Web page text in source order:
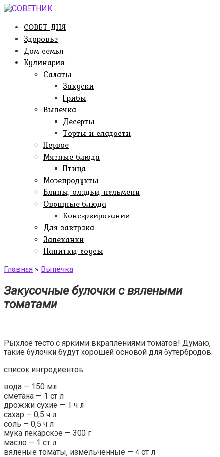
Перейти
контентуСОВЕТ ДНЯ
Здоровье
Дом семья
Кулинария
Салаты
Закуски
Грибы
Выпечка
Десерты
Торты и сладости
Первое
Мясные блюда
Птица
Морепродукты
Блины, оладьи, пельмени
Овощные блюда
Консервирование
Для завтрака
Запеканки
Напитки, соусы
Главная » Выпечка
Закусочные булочки с вялеными
томатами
Рыхлое тесто с яркими вкраплениями томатов! Думаю,
такие булочки будут хорошей основой для бутербродов.
список ингредиентов
вода — 150 мл
сметана — 1 ст л
дрожжи сухие — 1 ч л
сахар — 0,5 ч л
соль — 0,5 ч л
мука пекарское — 300 г
масло — 1 ст л
вяленые томаты, измельченные — 4 ст л